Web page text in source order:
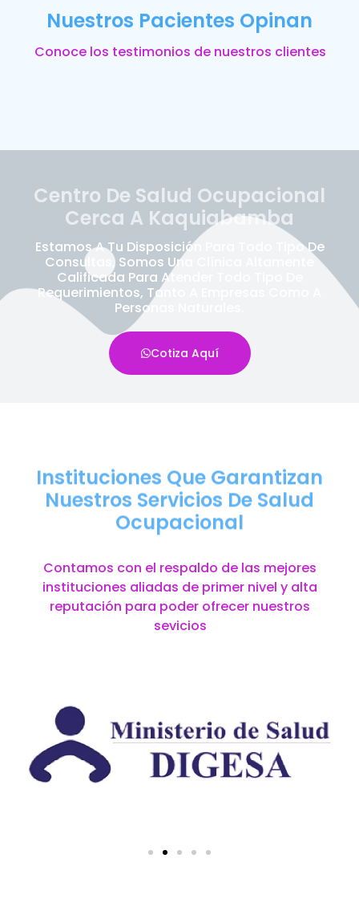
Nuestros Pacientes Opinan
Conoce los testimonios de nuestros clientes
Centro De Salud Ocupacional
Cerca A Kaquiabamba
Estamos A Tu Disposición Para Todo Tipo De
Consultas, Somos Una Clínica Altamente
Calificada Para Atender Todo Tipo De
Requerimientos, Tanto A Empresas Como A
Personas Naturales.
Cotiza Aquí
Instituciones Que Garantizan
Nuestros Servicios De Salud
Ocupacional
Contamos con el respaldo de las mejores
instituciones aliadas de primer nivel y alta
reputación para poder ofrecer nuestros
sevicios